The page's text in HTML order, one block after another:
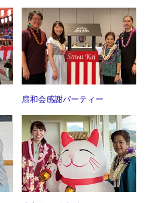
扇和会感謝パーティー